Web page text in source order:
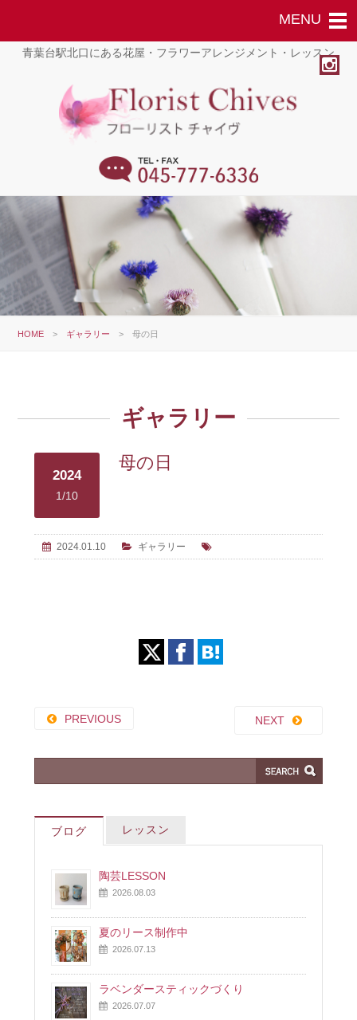
青葉台駅北口にある花屋・フラワーアレンジメント・レッスン
HOME > ギャラリー >母の日
ギャラリー
2024
1/10
母の日
2024.01.10 ギャラリー
PREVIOUS NEXT
ブログ レッスン
陶芸LESSON
2026.08.03
夏のリース制作中
2026.07.13
ラベンダースティックづくり
2026.07.07